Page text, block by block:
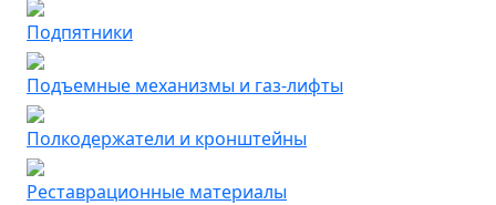
Подпятники
Подъемные механизмы и газ-лифты
Полкодержатели и кронштейны
Реставрационные материалы